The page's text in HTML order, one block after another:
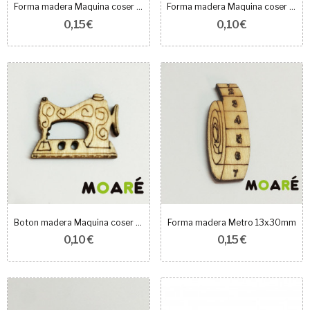
Forma madera Maquina coser grande 35x31mm
0,15 €
Forma madera Maquina coser Lisa 22x25mm
0,10 €
Boton madera Maquina coser Vintage 20x17mm
0,10 €
Forma madera Metro 13x30mm
0,15 €